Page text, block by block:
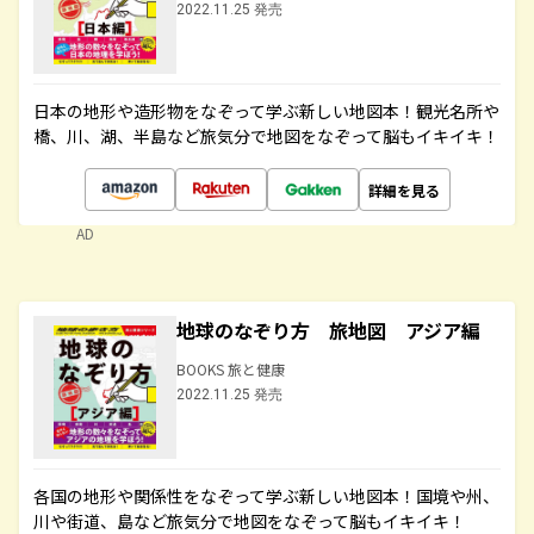
2022.11.25 発売
日本の地形や造形物をなぞって学ぶ新しい地図本！観光名所や
橋、川、湖、半島など旅気分で地図をなぞって脳もイキイキ！
詳細を見る
AD
地球のなぞり方 旅地図 アジア編
BOOKS 旅と健康
2022.11.25 発売
各国の地形や関係性をなぞって学ぶ新しい地図本！国境や州、
川や街道、島など旅気分で地図をなぞって脳もイキイキ！